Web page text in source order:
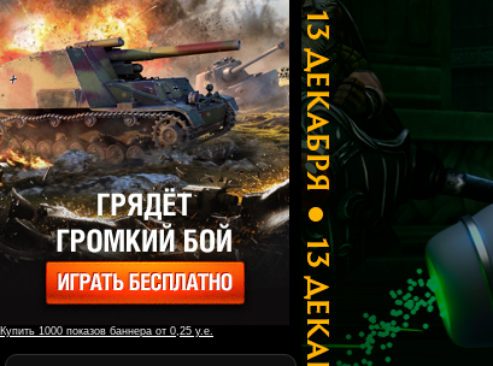
Купить 1000 показов баннера от 0,25 у.е.